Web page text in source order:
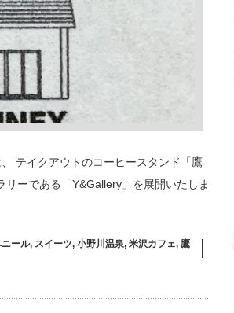
テイクアウトのコーヒースタンド「鷹
ーである「Y&Gallery」を展開いたしま
ニール, スイーツ, 小野川温泉, 米沢カフェ, 鷹